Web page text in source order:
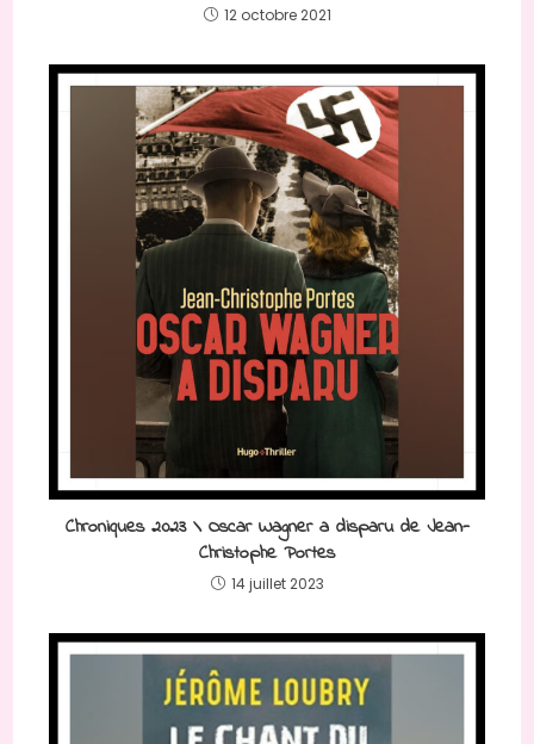
12 octobre 2021
Chroniques 2023 \ Oscar Wagner a disparu de Jean-
Christophe Portes
14 juillet 2023